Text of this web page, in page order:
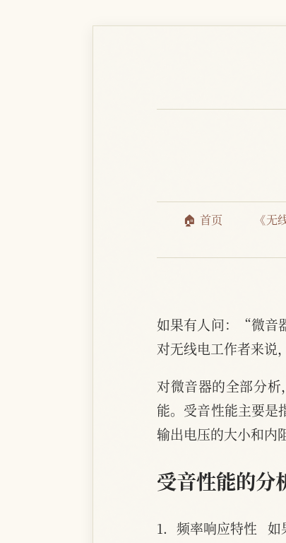
🏠 首页 《无
如果有人问：“微音
对无线电工作者来说
对微音器的全部分
能。受音性能主要是
输出电压的大小和内
受音性能的分
1．频率响应特性